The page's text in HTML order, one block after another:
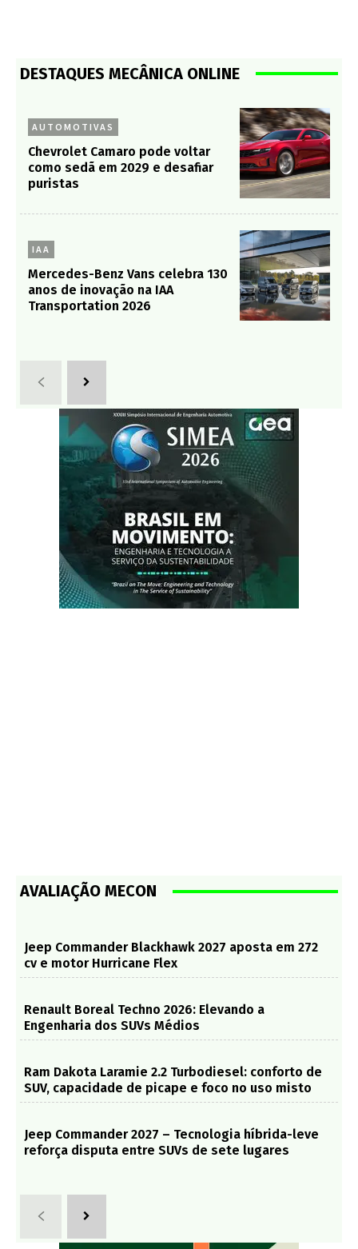
DESTAQUES MECÂNICA ONLINE
AUTOMOTIVAS
Chevrolet Camaro pode voltar
como sedã em 2029 e desafiar
puristas
IAA
Mercedes-Benz Vans celebra 130
anos de inovação na IAA
Transportation 2026
AVALIAÇÃO MECON
Jeep Commander Blackhawk 2027 aposta em 272
cv e motor Hurricane Flex
Renault Boreal Techno 2026: Elevando a
Engenharia dos SUVs Médios
Ram Dakota Laramie 2.2 Turbodiesel: conforto de
SUV, capacidade de picape e foco no uso misto
Jeep Commander 2027 – Tecnologia híbrida-leve
reforça disputa entre SUVs de sete lugares